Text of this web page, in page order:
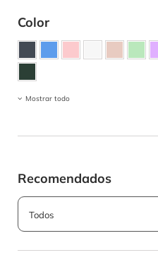
Color
Mostrar todo
Recomendados